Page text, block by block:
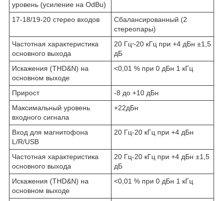
уровень (усиление на OdBu)
17-18/19-20 стерео входов
Сбалансированный (2
стереопары)
Частотная характеристика
основного выхода
20 Гц~20 кГц при +4 дБн ±1,5
дБ
Искажения (THD&N) на
основном выходе
<0,01 % при 0 дБн 1 кГц
Прирост
-8 до +10 дБн
Максимальный уровень
входного сигнала
+22дБн
Вход для магнитофона
L/R/USB
20 Гц-20 кГц при +4 дБн
Частотная характеристика
основного выхода
20 Гц-20 кГц при +4 дБн ±1,5
дБ
Искажения (THD&N) на
основном выходе
<0,01 % при 0 дБн 1 кГц